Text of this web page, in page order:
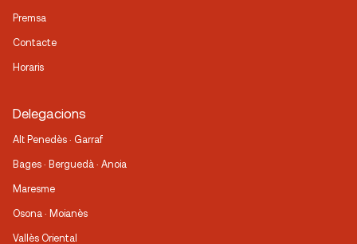
Premsa
Contacte
Horaris
Delegacions
Alt Penedès · Garraf
Bages · Berguedà · Anoia
Maresme
Osona · Moianès
Vallès Oriental